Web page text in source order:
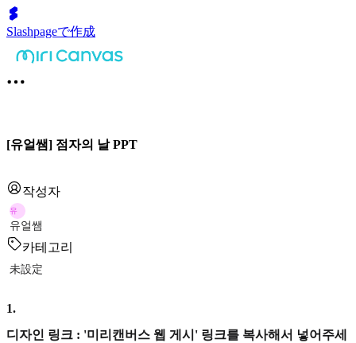
Slashpageで作成
[유얼쌤] 점자의 날 PPT
작성자
유
유얼쌤
카테고리
未設定
1.
디자인 링크 : '미리캔버스 웹 게시' 링크를 복사해서 넣어주세